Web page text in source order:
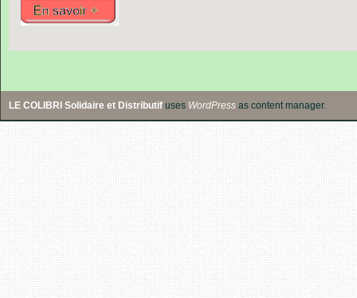
LE COLIBRI Solidaire et Distributif uses WordPress as content manager.